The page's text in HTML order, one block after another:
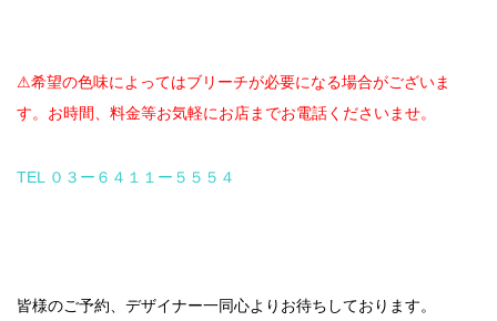
⚠︎希望の色味によってはブリーチが必要になる場合がございま
す。お時間、料金等お気軽にお店までお電話くださいませ。
TEL ０３ー６４１１ー５５５４
皆様のご予約、デザイナー一同心よりお待ちしております。